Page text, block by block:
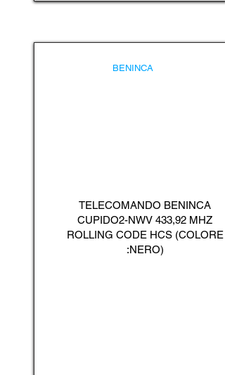
BENINCA
TELECOMANDO BENINCA
CUPIDO2-NWV 433,92 MHZ
ROLLING CODE HCS (COLORE
:NERO)